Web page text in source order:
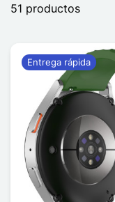
51 productos
Entrega rápida